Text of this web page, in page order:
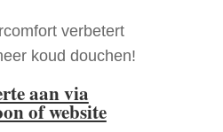
verbetert
koud douchen!
aan via
of website